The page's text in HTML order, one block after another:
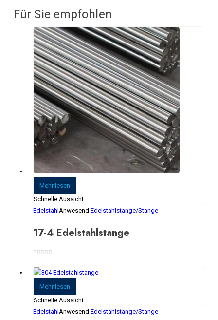
Für Sie empfohlen
Mehr lesen
Schnelle Aussicht
Edelstahl Anwesend Edelstahlstange/Stange
17-4 Edelstahlstange
Mehr lesen
Schnelle Aussicht
Edelstahl Anwesend Edelstahlstange/Stange